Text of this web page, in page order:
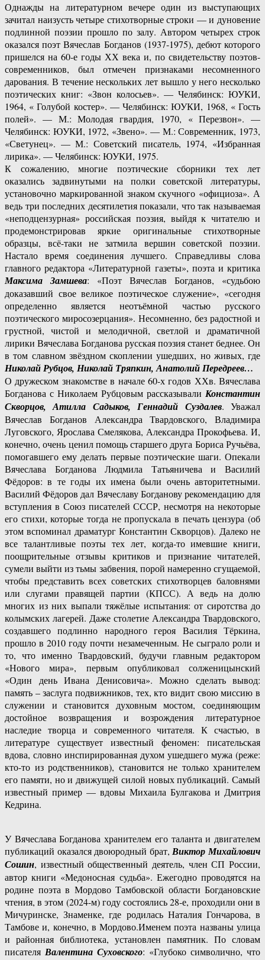
Однажды на литературном вечере один из выступающих
зачитал наизусть четыре стихотворные строки — и дуновение
подлинной поэзии прошло по залу. Автором четырех строк
оказался поэт Вячеслав Богданов (1937-1975), дебют которого
пришелся на 60-е годы ХХ века и, по свидетельству поэтов-
современников, был отмечен признаками несомненного
дарования. В течение нескольких лет вышло у него несколько
поэтических книг: «Звон колосьев». — Челябинск: ЮУКИ,
1964, « Голубой костер». — Челябинск: ЮУКИ, 1968, « Гость
полей». — М.: Молодая гвардия, 1970, « Перезвон». —
Челябинск: ЮУКИ, 1972, «Звено». — М.: Современник, 1973,
«Светунец». — М.: Советский писатель, 1974, «Избранная
лирика». — Челябинск: ЮУКИ, 1975.
К сожалению, многие поэтические сборники тех лет
оказались задвинутыми на полки советской литературы,
установочно маркированной знаком скучного «официоза». А
ведь три последних десятилетия показали, что так называемая
«неподцензурная» российская поэзия, выйдя к читателю и
продемонстрировав яркие оригинальные стихотворные
образцы, всё-таки не затмила вершин советской поэзии.
Настало время соединения лучшего. Справедливы слова
главного редактора «Литературной газеты», поэта и критика
Максима Замшева: «Поэт Вячеслав Богданов, «судьбою
доказавший свое великое поэтическое служение», «сегодня
определенно является неотъёмной частью русского
поэтического миросозерцания». Несомненно, без радостной и
грустной, чистой и мелодичной, светлой и драматичной
лирики Вячеслава Богданова русская поэзия станет беднее. Он
в том славном звёздном скоплении ушедших, но живых, где
Николай Рубцов, Николай Тряпкин, Анатолий Передреев…
О дружеском знакомстве в начале 60-х годов ХХв. Вячеслава
Богданова с Николаем Рубцовым рассказывали Константин
Скворцов, Атилла Садыков, Геннадий Суздалев. Уважал
Вячеслав Богданов Александра Твардовского, Владимира
Луговского, Ярослава Смелякова, Александра Прокофьева. И,
конечно, очень ценил помощь старшего друга Бориса Ручьёва,
помогавшего ему делать первые поэтические шаги. Опекали
Вячеслава Богданова Людмила Татьяничева и Василий
Фёдоров: в те годы их имена были очень авторитетными.
Василий Фёдоров дал Вячеславу Богданову рекомендацию для
вступления в Союз писателей СССР, несмотря на некоторые
его стихи, которые тогда не пропускала в печать цензура (об
этом вспоминал драматург Константин Скворцов). Далеко не
все талантливые поэты тех лет, когда-то имевшие книги,
поощрительные отзывы критиков и признание читателей,
сумели выйти из тьмы забвения, порой намеренно сгущаемой,
чтобы представить всех советских стихотворцев баловнями
или слугами правящей партии (КПСС). А ведь на долю
многих из них выпали тяжёлые испытания: от сиротства до
колымских лагерей. Даже столетие Александра Твардовского,
создавшего подлинно народного героя Василия Тёркина,
прошло в 2010 году почти незамеченным. Не сыграло роли и
то, что именно Твардовский, будучи главным редактором
«Нового мира», первым опубликовал солженицынский
«Один день Ивана Денисовича». Можно сделать вывод:
память – заслуга подвижников, тех, кто видит свою миссию в
служении и становится духовным мостом, соединяющим
достойное возвращения и возрождения литературное
наследие творца и современного читателя. К счастью, в
литературе существует известный феномен: писательская
вдова, словно инспирированная духом ушедшего мужа (реже:
кто-то из родственников), становится не только хранителем
его памяти, но и движущей силой новых публикаций. Самый
известный пример — вдовы Михаила Булгакова и Дмитрия
Кедрина.
У Вячеслава Богданова хранителем его таланта и двигателем
публикаций оказался двоюродный брат, Виктор Михайлович
Сошин, известный общественный деятель, член СП России,
автор книги «Медоносная судьба». Ежегодно проводятся на
родине поэта в Мордово Тамбовской области Богдановские
чтения, в этом (2024-м) году состоялись 28-е, проходили они в
Мичуринске, Знаменке, где родилась Наталия Гончарова, в
Тамбове и, конечно, в Мордово.Именем поэта названы улица
и районная библиотека, установлен памятник. По словам
писателя Валентина Суховского: «Глубоко символично, что